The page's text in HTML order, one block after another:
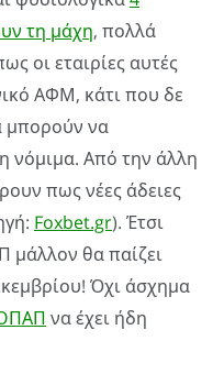
τη μάχη, πολλά
οι εταιρίες αυτές
ΑΦΜ, κάτι που δε
μπορούν να
νόμιμα. Από την άλλη
πως νέες άδειες
Foxbet.gr). Έτσι
μάλλον θα παίζει
Όχι άσχημα
να έχει ήδη